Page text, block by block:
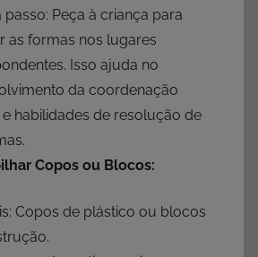
passo: Peça à criança para
as formas nos lugares
Isso ajuda no
da coordenação
habilidades de resolução de
Copos ou Blocos:
Copos de plástico ou blocos